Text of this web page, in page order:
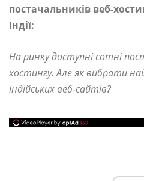
постачальників веб-
Індії:
На ринку доступні сотні
хостингу. Але як вибрати
індійських веб-сайтів?